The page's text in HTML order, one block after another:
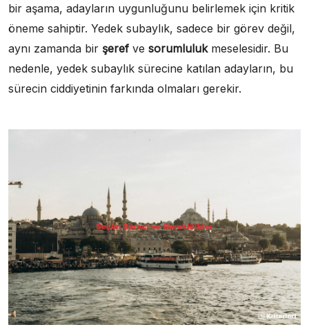
bir aşama, adayların uygunluğunu belirlemek için kritik
öneme sahiptir. Yedek subaylık, sadece bir görev değil,
aynı zamanda bir şeref ve sorumlulukmeselesidir. Bu
nedenle, yedek subaylık sürecine katılan adayların, bu
sürecin ciddiyetinin farkında olmaları gerekir.